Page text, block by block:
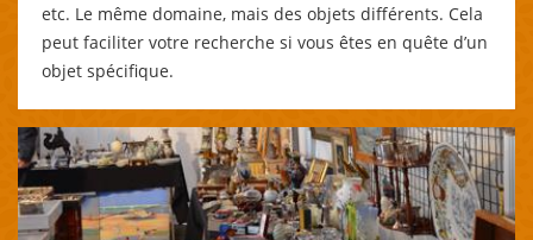
etc. Le même domaine, mais des objets différents. Cela
peut faciliter votre recherche si vous êtes en quête d’un
objet spécifique.